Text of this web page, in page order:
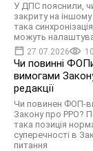
У ДПС пояснили,
закриту на
така
можуть
27.07.2026
Чи повинні
вимогами
редакції
Чи повинен ФОП-
Закону про РРО?
така позиція
суперечності в
питання